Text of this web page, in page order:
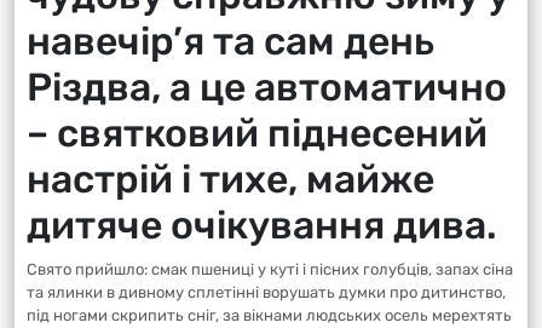
навечір’я та сам день
Різдва, а це автоматично
– святковий піднесений
настрій і тихе, майже
дитяче очікування дива.
Свято прийшло: смак пшениці у куті і пісних голубців, запах сіна
та ялинки в дивному сплетінні ворушать думки про дитинство,
під ногами скрипить сніг, за вікнами людських осель мерехтять